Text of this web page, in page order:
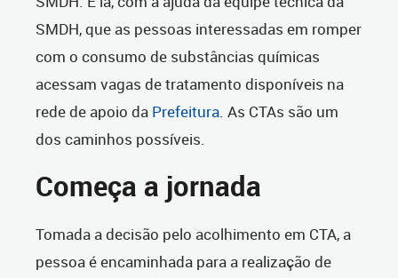
SMDH, que as pessoas interessadas em romper
com o consumo de substâncias químicas
acessam vagas de tratamento disponíveis na
rede de apoio da Prefeitura. As CTAs são um
dos caminhos possíveis.
Começa a jornada
Tomada a decisão pelo acolhimento em CTA, a
pessoa é encaminhada para a realização de